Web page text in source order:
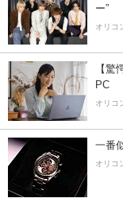
ー”
オリコ
【
PC
オリコ
一番
オリコ